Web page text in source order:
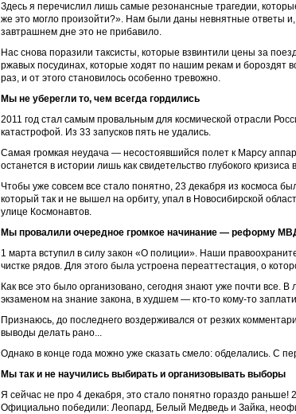
Здесь я перечислил лишь самые резонансные трагедии,
же это могло произойти?». Нам были даны невнятные ответы
завтрашнем дне это не прибавило.
Нас снова поразили таксисты, которые взвинтили цены за
ржавых посудинах, которые ходят по нашим рекам и бороздят
раз, и от этого становилось особенно тревожно.
Мы не уберегли то, чем всегда гордились
2011 год стал самым провальным для космической отрасли
катастрофой. Из 33 запусков пять не удались.
Самая громкая неудача — несостоявшийся полет к Марсу
останется в истории лишь как свидетельство глубокого
Чтобы уже совсем все стало понятно, 23 декабря из космоса
который так и не вышел на орбиту, упал в Новосибирской
улице Космонавтов.
Мы провалили очередное громкое начинание — реформу
1 марта вступил в силу закон «О полиции». Наши
чистке рядов. Для этого была устроена переаттестация, о
Как все это было организовано, сегодня знают уже почти
экзаменом на знание закона, в худшем — кто-то кому-то
Признаюсь, до последнего воздерживался от резких
выводы делать рано...
Однако в конце года можно уже сказать смело: обделались. С
Мы так и не научились выбирать и организовывать выборы
Я сейчас не про 4 декабря, это стало понятно гораздо
Официально победили: Леопард, Белый Медведь и Зайка,